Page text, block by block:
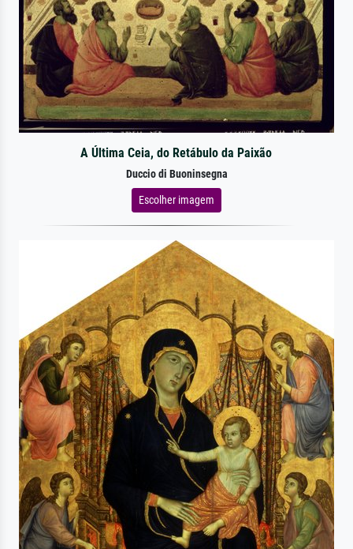
A Última Ceia, do Retábulo da Paixão
Duccio di Buoninsegna
Escolher imagem